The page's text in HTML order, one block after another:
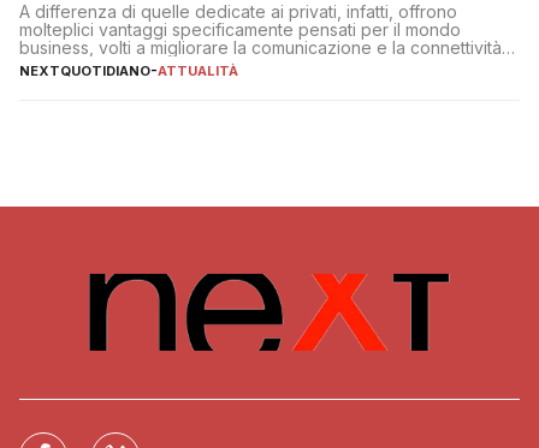
A differenza di quelle dedicate ai privati, infatti, offrono
molteplici vantaggi specificamente pensati per il mondo
business, volti a migliorare la comunicazione e la connettività
degli utenti
NEXTQUOTIDIANO-ATTUALITÀ